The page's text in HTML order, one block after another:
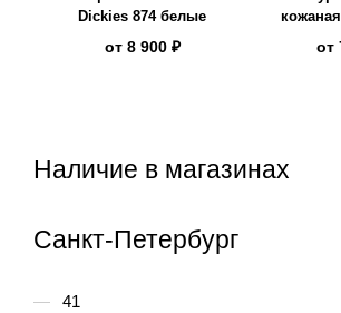
Dickies 874 белые
от 8 900 ₽ от
Наличие в магазинах
Санкт-Петербург
41